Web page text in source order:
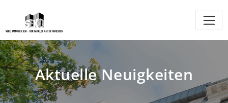
Aktuelle Neuigkeiten